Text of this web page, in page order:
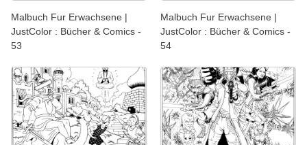
Malbuch Fur Erwachsene |
JustColor : Bücher & Comics -
53
Malbuch Fur Erwachsene |
JustColor : Bücher & Comics -
54